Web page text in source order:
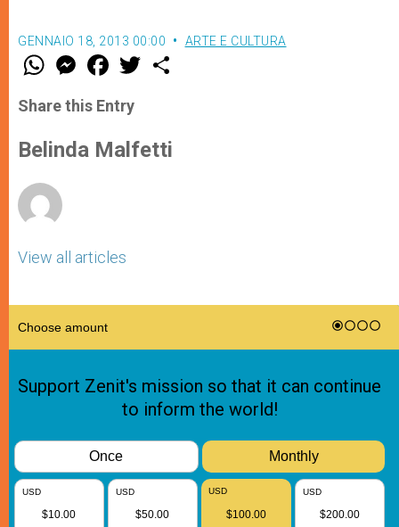
GENNAIO 18, 2013 00:00 ARTE E CULTURA
W
t
s
p
p
M
e
s
e
g
e
F
a
e
b
o
k
w
r
Share this Entry
Belinda Malfetti
View all articles